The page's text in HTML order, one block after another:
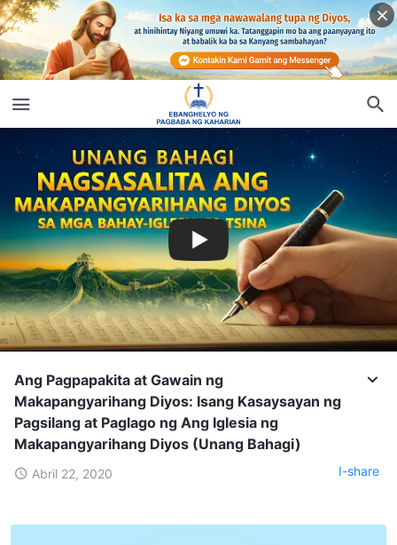
Ang Pagpapakita at Gawain ng
Makapangyarihang Diyos: Isang Kasaysayan ng
Pagsilang at Paglago ng Ang Iglesia ng
Makapangyarihang Diyos (Unang Bahagi)
Abril 22, 2020 I-share